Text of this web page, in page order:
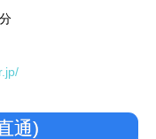
通)